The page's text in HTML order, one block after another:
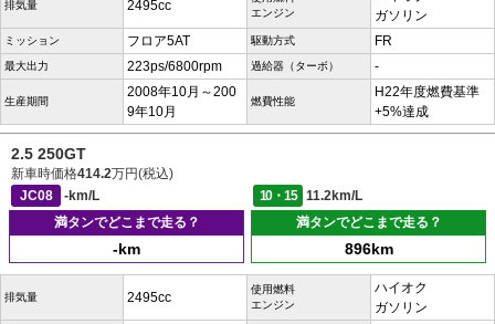
排気量 2495cc
エンジン
ガソリン
ミッション フロア5AT 駆動方式 FR
最大出力 223ps/6800rpm 過給器（ターボ） -
生産期間
2008年10月～200
9年10月
燃費性能
H22年度燃費基準
+5%達成
2.5 250GT
新車時価格414.2万円(税込)
JC08
-km/L 10・15
11.2km/L
満タンでどこまで走る？
-km
満タンでどこまで走る？
896km
排気量 2495cc
使用燃料
エンジン
ハイオク
ガソリン